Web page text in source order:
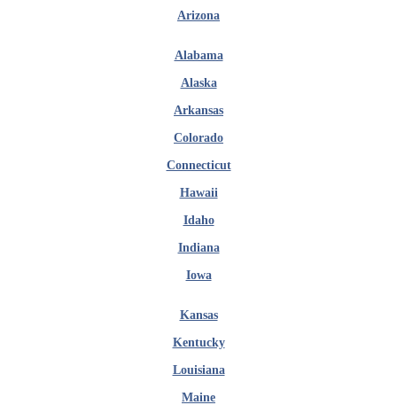
Arizona
Alabama
Alaska
Arkansas
Colorado
Connecticut
Hawaii
Idaho
Indiana
Iowa
Kansas
Kentucky
Louisiana
Maine